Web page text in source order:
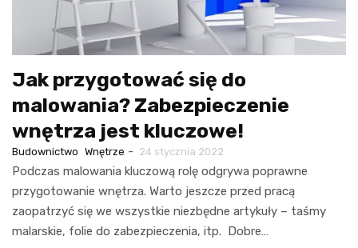
Jak przygotować się do
malowania? Zabezpieczenie
wnętrza jest kluczowe!
Budownictwo Wnętrze - 24 stycznia 2022
Podczas malowania kluczową rolę odgrywa poprawne
przygotowanie wnętrza. Warto jeszcze przed pracą
zaopatrzyć się we wszystkie niezbędne artykuły – taśmy
malarskie, folie do zabezpieczenia, itp. Dobre…